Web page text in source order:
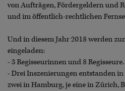
von Aufträgen, Fördergeldern und
und im öffentlich-rechtlichen
Und in diesem Jahr 2018 werden
eingeladen:
- 3 Regisseurinnen und 8 Regisseure.
- Drei Inszenierungen entstanden
zwei in Hamburg, je eine in Zürich,